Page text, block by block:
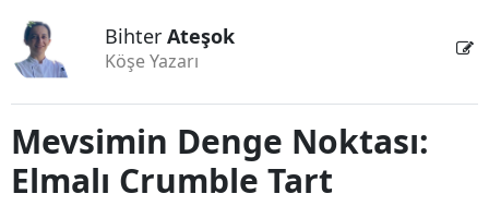
Bihter Ateşok
Köşe Yazarı
Mevsimin Denge Noktası:
Elmalı Crumble Tart